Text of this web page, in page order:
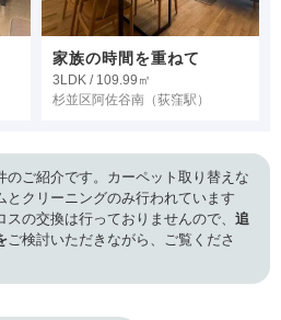
家族の時間を重ねて
3LDK / 109.99㎡
杉並区阿佐谷南 （荻窪駅）
のご紹介です。カーペット取り替えな
とクリーニングのみ行われています
の交換は行っておりませんので、 追
ご検討いただきながら、ご覧くださ